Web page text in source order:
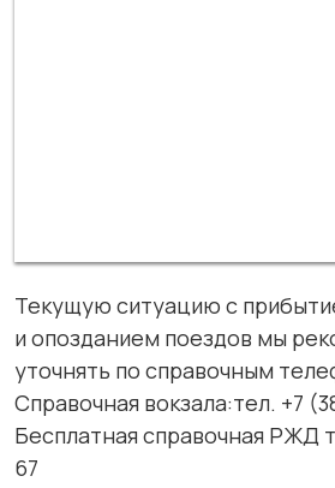
Текущую ситуацию с
и опозданием поездов мы
уточнять по справочным
Справочная вокзала:тел. +7
Бесплатная справочная РЖД
67